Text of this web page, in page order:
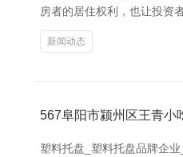
房者的居住权利，也让投资
新闻动态
567阜阳市颍州区王青小
塑料托盘_塑料托盘品牌企